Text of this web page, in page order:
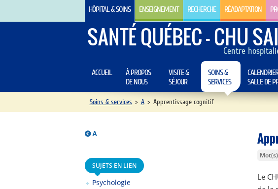
HÔPITAL & SOINS ENSEIGNEMENT RECHERCHE RÉADAPTATION
SANTÉ QUÉBEC - CHU
Centre
ACCUEIL
À PROPOS
DE NOUS
VISITE &
SÉJOUR
SOINS &
SERVICES
SALLE DE
Soins & services > A > Apprentissage cognitif
A
SUJETS EN LIEN
Psychologie
Le